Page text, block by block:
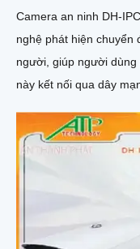
Camera an ninh DH-
nghệ phát hiện chuyển
người, giúp người dùng dễ
này kết nối qua dây